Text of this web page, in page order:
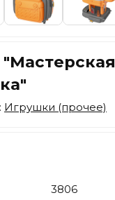
Игрушки (прочее)
3806